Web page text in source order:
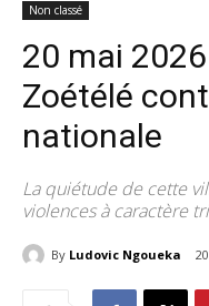
Non classé
20 mai
Zoétélé
nationale
La quiétude de cette
violences à caractère
By Ludovic Ngoueka